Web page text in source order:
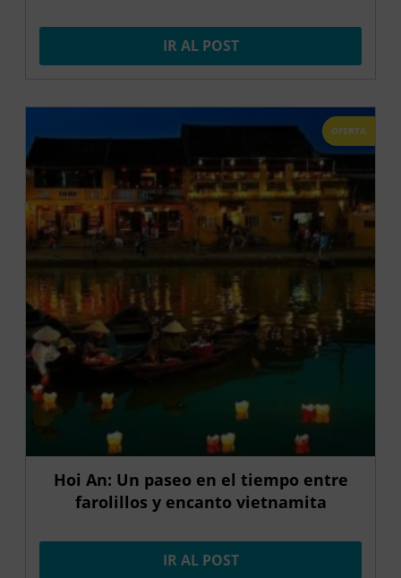
IR AL POST
OFERTA
Hoi An: Un paseo en el tiempo entre
farolillos y encanto vietnamita
IR AL POST